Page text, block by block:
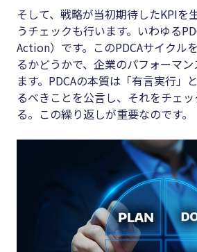
そして、戦略が当初期待したKPIを
うチェックも行います。いわゆる
Action）です。このPDCAサイクル
るかどうかで、企業のパフォーマ
ます。PDCAの本質は「有言実行」
るべきことを公言し、それをチェ
る。この繰り返しが重要なのです。